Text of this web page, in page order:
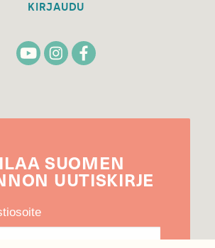
KIRJAUDU
SUOMEN
UUTIS­KIRJE